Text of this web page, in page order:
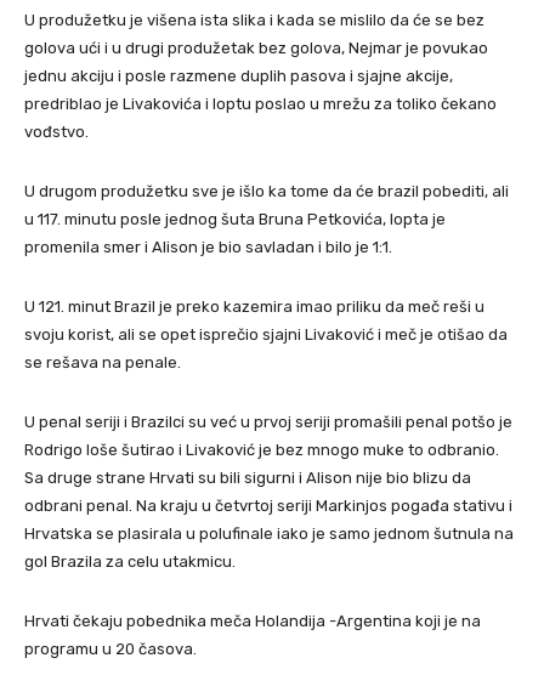
U produžetku je višena ista slika i kada se mislilo da će se bez
golova ući i u drugi produžetak bez golova, Nejmar je povukao
jednu akciju i posle razmene duplih pasova i sjajne akcije,
predriblao je Livakovića i loptu poslao u mrežu za toliko čekano
vođstvo.
U drugom produžetku sve je išlo ka tome da će brazil pobediti, ali
u 117. minutu posle jednog šuta Bruna Petkovića, lopta je
promenila smer i Alison je bio savladan i bilo je 1:1.
U 121. minut Brazil je preko kazemira imao priliku da meč reši u
svoju korist, ali se opet isprečio sjajni Livaković i meč je otišao da
se rešava na penale.
U penal seriji i Brazilci su već u prvoj seriji promašili penal potšo je
Rodrigo loše šutirao i Livaković je bez mnogo muke to odbranio.
Sa druge strane Hrvati su bili sigurni i Alison nije bio blizu da
odbrani penal. Na kraju u četvrtoj seriji Markinjos pogađa stativu i
Hrvatska se plasirala u polufinale iako je samo jednom šutnula na
gol Brazila za celu utakmicu.
Hrvati čekaju pobednika meča Holandija -Argentina koji je na
programu u 20 časova.